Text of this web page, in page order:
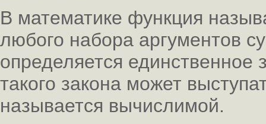
В математике функция
любого набора аргументов
определяется единственное
такого закона может
называется вычислимой.